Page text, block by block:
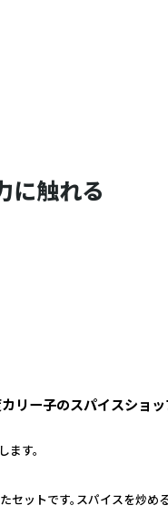
に触れる
リー子のスパイスショ
す。
セットです。スパイスを炒め